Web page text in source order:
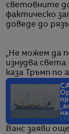
световните
фактическо
доведе до
„Не можем да
изнудва
каза Тръмп по
Ванс заяви